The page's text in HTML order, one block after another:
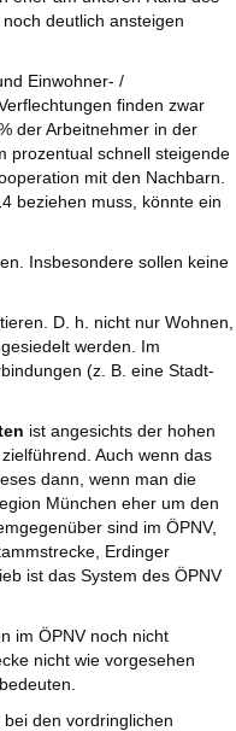
deutlich ansteigen
Einwohner- /
finden zwar
der Arbeitnehmer in der
prozentual schnell steigende
mit den Nachbarn.
beziehen muss, könnte ein
Insbesondere sollen keine
D. h. nicht nur Wohnen,
werden. Im
(z. B. eine Stadt-
ist angesichts der hohen
Auch wenn das
dann, wenn man die
München eher um den
sind im ÖPNV,
Erdinger
ist das System des ÖPNV
im ÖPNV noch nicht
nicht wie vorgesehen
den vordringlichen